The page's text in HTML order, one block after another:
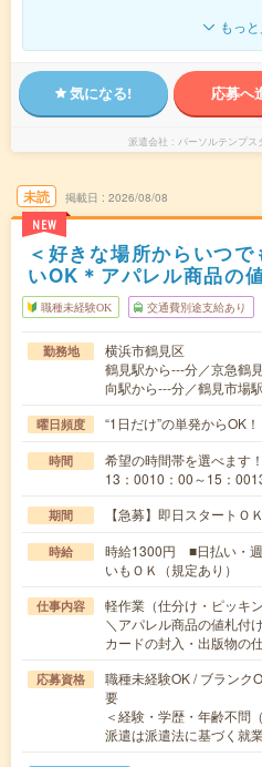
もっ
気になる! 応募へ
派遣会社 パーソルテンプ
未読
NEW
掲載日 2026/08/08
＜好きな場所からいつ
いOK＊アパレル商品の
職種未経験OK 交通費別途支給あり
勤務地
横浜市鶴見区
鶴見駅から---分／京急鶴
向駅から---分／鶴見市場
曜日頻度 “1日だけ”の単発からOK！
時間
希望の時間帯を選べます
13：0010：00～15：
期間 【急募】即日スタートＯ
時給
時給1300円 ■日払い・
いもＯＫ（規定あり）
仕事内容
軽作業（仕分け・ピッキ
＼アパレル商品の値札付
カードの封入・出版物の
応募資格
職種未経験OK / ブランク
要
＜経験・学歴・年齢不問
派遣は派遣法に基づく就